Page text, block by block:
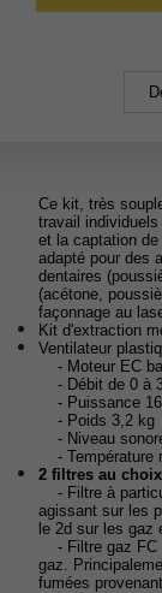
Ce kit, très
travail
et la captation
adapté pour des
dentaires
(acétone,
façonnage au
Kit d'extraction
Ventilateur
- Moteur EC
- Débit de 0 à
- Puissance
- Poids 3,2 kg
- Niveau
- Température
2 filtres au
- Filtre à
agissant sur les
le 2d sur les gaz
- Filtre gaz FC
gaz.
fumées